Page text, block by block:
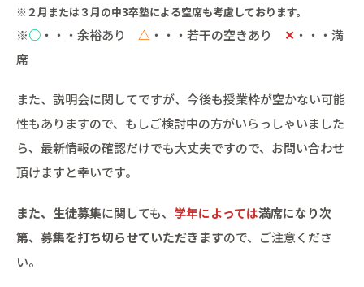
※２月または３月の中3卒塾による空席も考慮しております。
※○ ・・・余裕あり △ ・・・若干の空きあり ✕ ・・・満
席
また、説明会に関してですが、今後も授業枠が空かない可能
性もありますので、もしご検討中の方がいらっしゃいました
ら、最新情報の確認だけでも大丈夫ですので、お問い合わせ
頂けますと幸いです。
また、生徒募集に関しても、 学年によっては満席になり次
第、募集を打ち切らせていただきますので、ご注意くださ
い。